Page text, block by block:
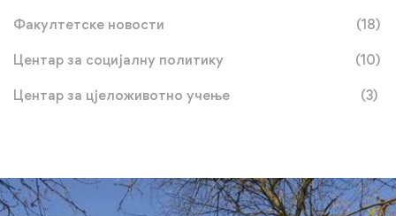
Факултетске новости (18)
Центар за социјалну политику (10)
Центар за цјеложивотно учење (3)